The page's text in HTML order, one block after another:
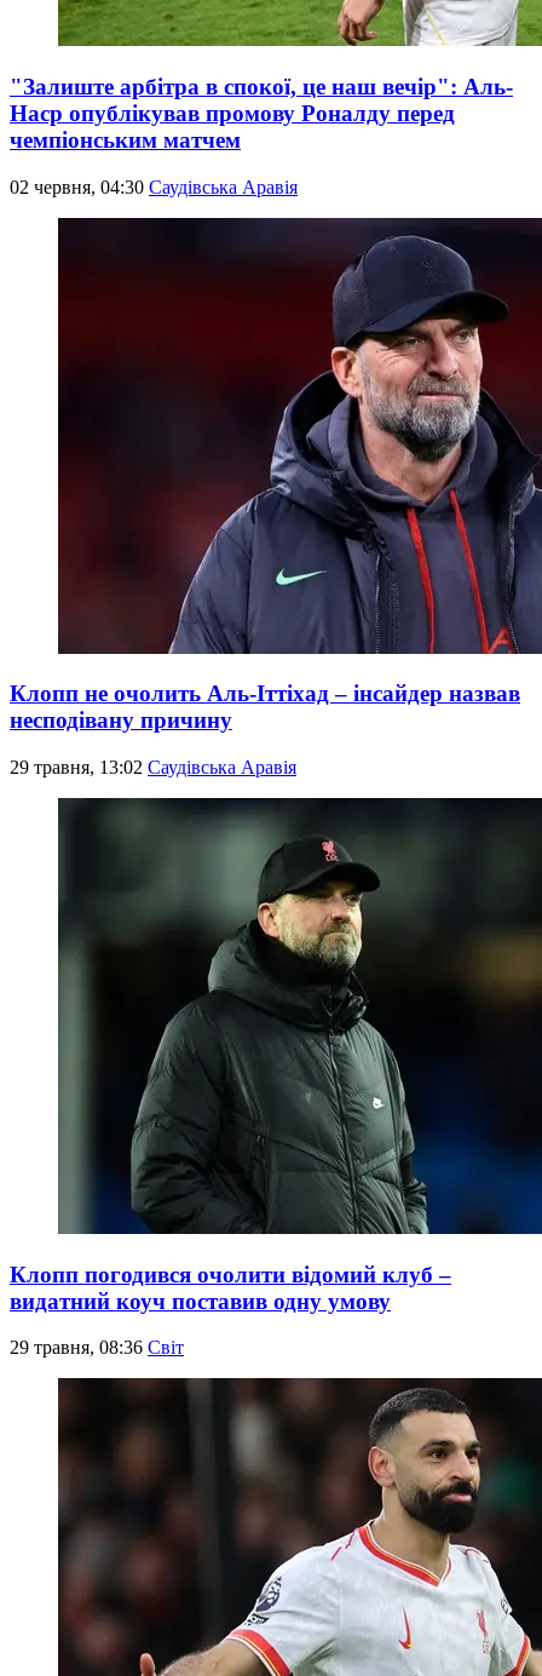
"Залиште арбітра в спокої, це наш вечір": Аль-
Наср опублікував промову Роналду перед
чемпіонським матчем
02 червня, 04:30 Саудівська Аравія
Клопп не очолить Аль-Іттіхад – інсайдер назвав
несподівану причину
29 травня, 13:02 Саудівська Аравія
Клопп погодився очолити відомий клуб –
видатний коуч поставив одну умову
29 травня, 08:36 Світ